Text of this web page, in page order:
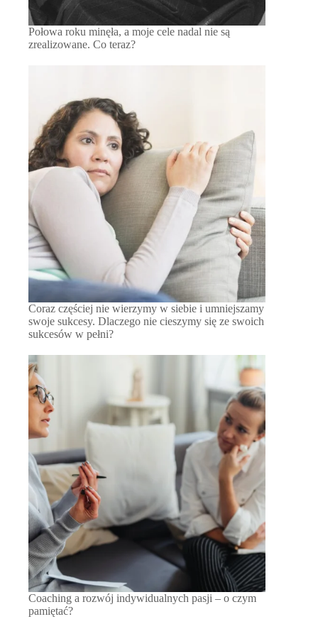
Połowa roku minęła, a moje cele nadal nie są
zrealizowane. Co teraz?
Coraz częściej nie wierzymy w siebie i umniejszamy
swoje sukcesy. Dlaczego nie cieszymy się ze swoich
sukcesów w pełni?
Coaching a rozwój indywidualnych pasji – o czym
pamiętać?